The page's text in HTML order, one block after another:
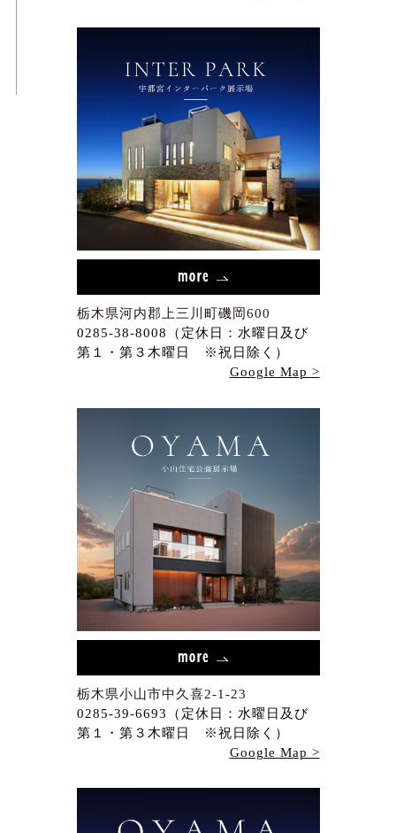
栃木県河内郡上三川町磯岡600
0285-38-8008（定休日：水曜日及び
第１・第３木曜日 ※祝日除く）
Google Map >
栃木県小山市中久喜2-1-23
0285-39-6693（定休日：水曜日及び
第１・第３木曜日 ※祝日除く）
Google Map >